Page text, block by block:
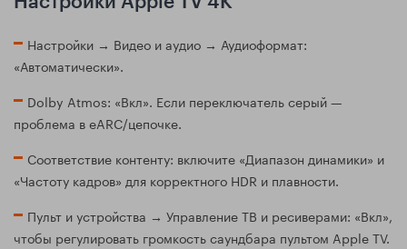
Настройки → Видео и аудио → Аудиоформат:
«Автоматически».
Dolby Atmos: «Вкл». Если переключатель серый —
проблема в eARC/цепочке.
Соответствие контенту: включите «Диапазон динамики» и
«Частоту кадров» для корректного HDR и плавности.
Пульт и устройства → Управление ТВ и ресиверами: «Вкл»,
чтобы регулировать громкость саундбара пультом Apple TV.